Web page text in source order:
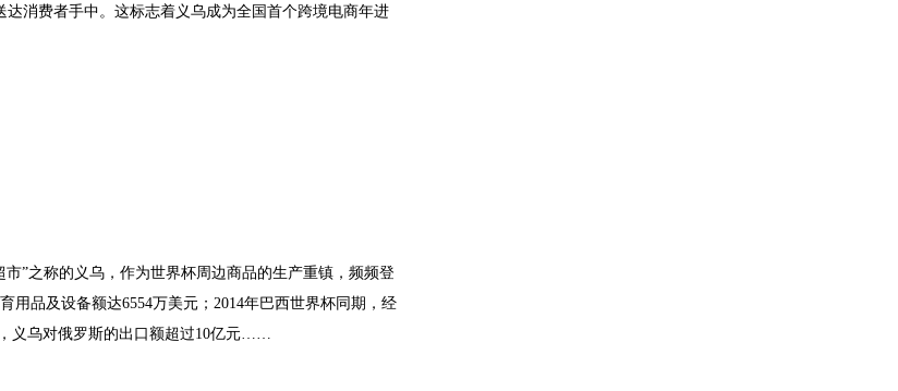
消费者手中。这标志着义乌成为全国首个跨境电商年进
”之称的义乌，作为世界杯周边商品的生产重镇，频频登
用品及设备额达6554万美元；2014年巴西世界杯同期，经
义乌对俄罗斯的出口额超过10亿元……